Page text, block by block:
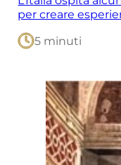
per creare
5 minuti